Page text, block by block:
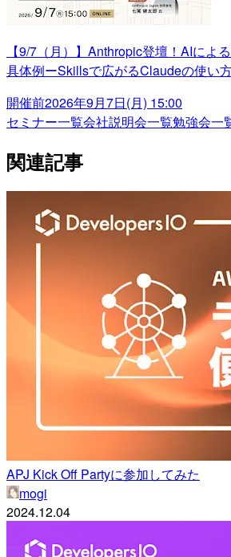
【9/7（月）】Anthropic登壇！AIによ
具体例ーSkillsで広がるClaudeの使い
開催前2026年9月7日(月) 15:00
セミナー一覧会社説明会一覧勉強会一
関連記事
APJ Kick Off Partyに参加してみた
mogi
2024.12.04